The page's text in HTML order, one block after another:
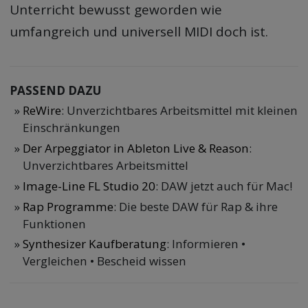
Unterricht bewusst geworden wie
umfangreich und universell MIDI doch ist.
PASSEND DAZU
ReWire: Unverzichtbares Arbeitsmittel mit kleinen
Einschränkungen
Der Arpeggiator in Ableton Live & Reason:
Unverzichtbares Arbeitsmittel
Image-Line FL Studio 20: DAW jetzt auch für Mac!
Rap Programme: Die beste DAW für Rap & ihre
Funktionen
Synthesizer Kaufberatung: Informieren •
Vergleichen • Bescheid wissen